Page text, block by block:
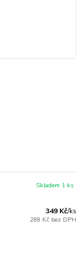
349 Kč/ks
288 Kč bez DPH
Skladem 1 ks